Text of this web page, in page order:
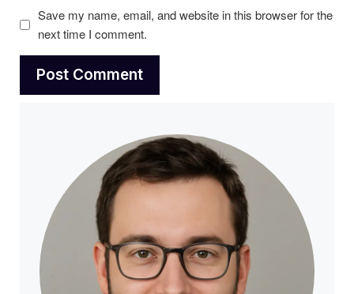
Save my name, email, and website in this browser for the
next time I comment.